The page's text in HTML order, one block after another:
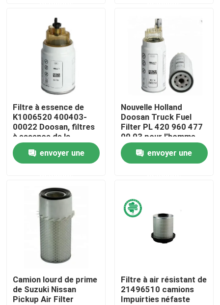
Produits
Vidéos
Au sujet de nous
Visite d'usine
Nouvelles
Filtres à air des véhicules à moteur de cabine
Filtre à essence de
K1006520 400403-
00022 Doosan, filtres
à essence de la
meilleure qualité de
camion lourdenvoyer une
Nouvelle Holland
Doosan Truck Fuel
Filter PL 420 960 477
00 03 pour l'homme
Daf Engines
envoyer une
Camion lourd de prime
de Suzuki Nissan
Pickup Air Filter
Filtre à air résistant de
21496510 camions
Impuirties néfaste